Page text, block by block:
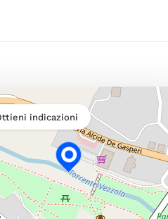
indicazioni